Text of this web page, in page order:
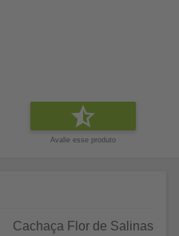
Avalie esse produto
Cachaça Flor de Salinas